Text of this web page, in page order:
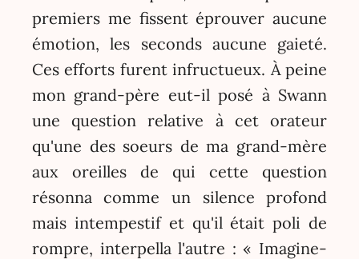
premiers me fissent éprouver aucune
émotion, les seconds aucune gaieté.
Ces efforts furent infructueux. À peine
mon grand-père eut-il posé à Swann
une question relative à cet orateur
qu'une des soeurs de ma grand-mère
aux oreilles de qui cette question
résonna comme un silence profond
mais intempestif et qu'il était poli de
rompre, interpella l'autre : « Imagine-